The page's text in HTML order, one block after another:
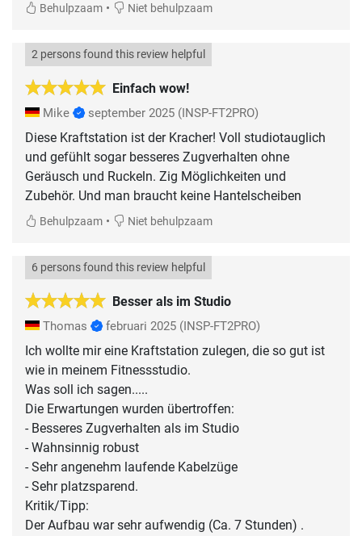
Behulpzaam • Niet behulpzaam
Einfach wow!
2 persons found this review helpful
Mike september 2025 (INSP-FT2PRO)
Diese Kraftstation ist der Kracher! Voll studiotauglich
und gefühlt sogar besseres Zugverhalten ohne
Geräusch und Ruckeln. Zig Möglichkeiten und
Zubehör. Und man braucht keine Hantelscheiben
Behulpzaam • Niet behulpzaam
Besser als im Studio
6 persons found this review helpful
Thomas februari 2025 (INSP-FT2PRO)
Ich wollte mir eine Kraftstation zulegen, die so gut ist
wie in meinem Fitnessstudio.
Was soll ich sagen.....
Die Erwartungen wurden übertroffen:
- Besseres Zugverhalten als im Studio
- Wahnsinnig robust
- Sehr angenehm laufende Kabelzüge
- Sehr platzsparend.
Kritik/Tipp:
Der Aufbau war sehr aufwendig (Ca. 7 Stunden) .